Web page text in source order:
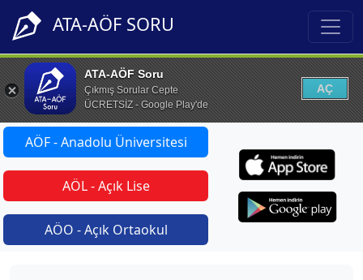
ATA-AÖF SORU
ATA-AÖF Soru
Çıkmış Sorular Cepte
ÜCRETSİZ - Google Play'de
AÇ
AÖF - Anadolu Üniversitesi
AÖL - Açık Lise
AÖO - Açık Ortaokul